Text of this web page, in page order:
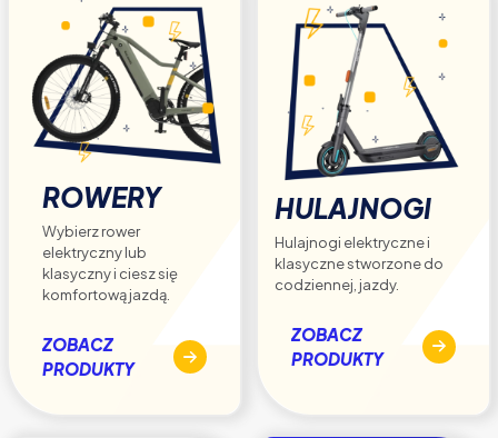
ROWERY
Wybierz rower
elektryczny lub
klasyczny i ciesz się
komfortową jazdą.
ZOBACZ
PRODUKTY
HULAJNOGI
Hulajnogi elektryczne i
klasyczne stworzone do
codziennej, jazdy.
ZOBACZ
PRODUKTY